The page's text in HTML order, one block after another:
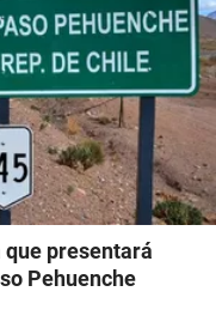
que presentará
Pehuenche